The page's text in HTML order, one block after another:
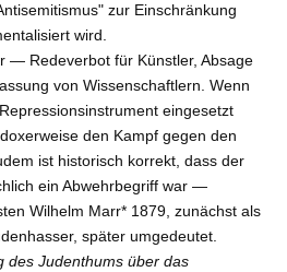
zur Einschränkung
wird.
— Redeverbot für Künstler, Absage
von Wissenschaftlern. Wenn
eingesetzt
den Kampf gegen den
ist historisch korrekt, dass der
ein Abwehrbegriff war —
Wilhelm Marr* 1879, zunächst als
später umgedeutet.
des Judenthums über das